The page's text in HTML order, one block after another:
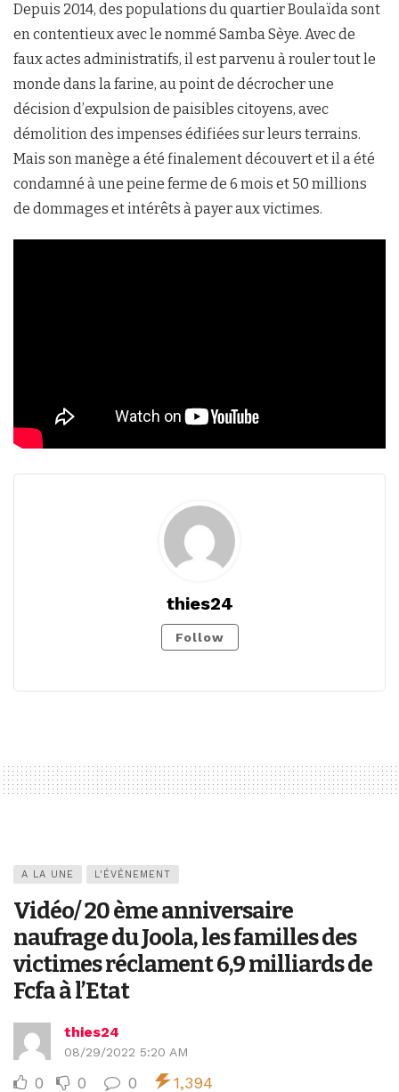
Depuis 2014, des populations du quartier Boulaïda sont
en contentieux avec le nommé Samba Sèye. Avec de
faux actes administratifs, il est parvenu à rouler tout le
monde dans la farine, au point de décrocher une
décision d’expulsion de paisibles citoyens, avec
démolition des impenses édifiées sur leurs terrains.
Mais son manège a été finalement découvert et il a été
condamné à une peine ferme de 6 mois et 50 millions
de dommages et intérêts à payer aux victimes.
thies24
Follow
A LA UNE L'ÉVÉNEMENT
Vidéo/ 20 ème anniversaire
naufrage du Joola, les familles des
victimes réclament 6,9 milliards de
Fcfa à l’Etat
thies24
08/29/2022 5:20 AM
0 0 0 1,394